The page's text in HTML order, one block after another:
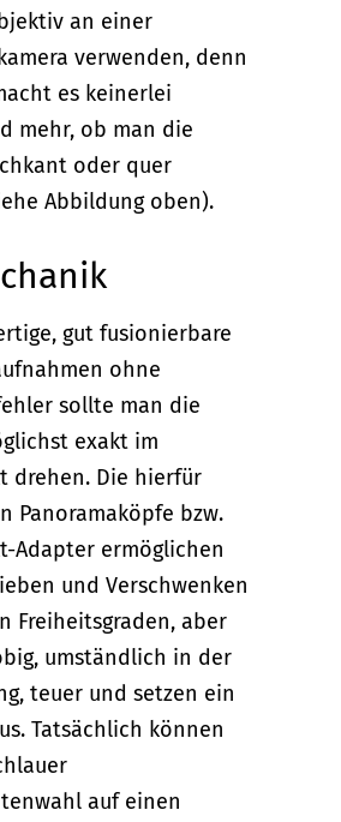
an einer
verwenden, denn
es keinerlei
mehr, ob man die
oder quer
Abbildung oben).
gut fusionierbare
ohne
sollte man die
exakt im
drehen. Die hierfür
Panoramaköpfe bzw.
Adapter ermöglichen
und Verschwenken
Freiheitsgraden, aber
umständlich in der
teuer und setzen ein
Tatsächlich können
auf einen